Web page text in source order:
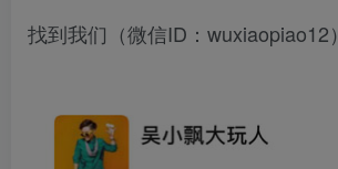
找到我们（微信ID：wuxiaopiao12）